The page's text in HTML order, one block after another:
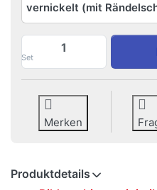
vernickelt (mit
Set
Merken
Produktdetails